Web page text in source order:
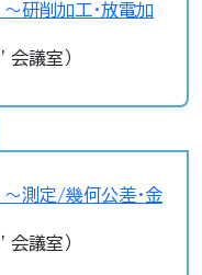
研削加工・放電加
会議室）
測定/幾何公差・金
会議室）